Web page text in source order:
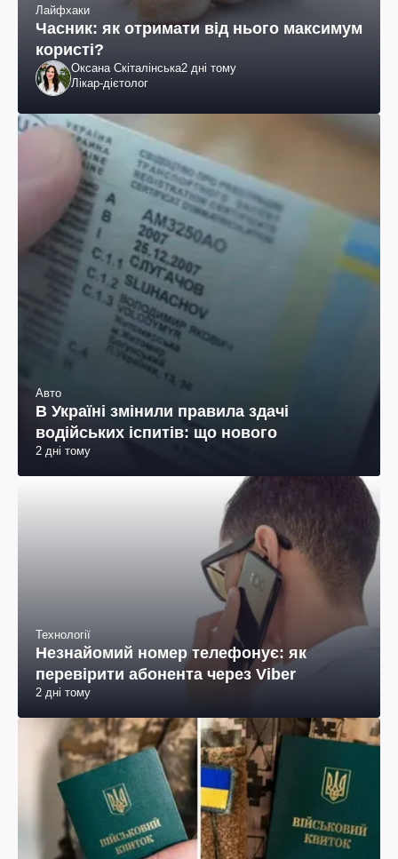
Лайфхаки
Часник: як отримати від нього максимум
користі?
Оксана Скіталінська2 дні тому
Лікар-дієтолог
Авто
В Україні змінили правила здачі
водійських іспитів: що нового
2 дні тому
Технології
Незнайомий номер телефонує: як
перевірити абонента через Viber
2 дні тому